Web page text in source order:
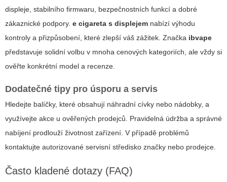
displeje, stabilního firmwaru, bezpečnostních funkcí a dobré
zákaznické podpory. e cigareta s displejem nabízí výhodu
kontroly a přizpůsobení, které zlepší váš zážitek. Značka ibvape
představuje solidní volbu v mnoha cenových kategoriích, ale vždy si
ověřte konkrétní model a recenze.
Dodatečné tipy pro úsporu a servis
Hledejte balíčky, které obsahují náhradní cívky nebo nádobky, a
využívejte akce u ověřených prodejců. Pravidelná údržba a správné
nabíjení prodlouží životnost zařízení. V případě problémů
kontaktujte autorizované servisní středisko značky nebo prodejce.
Často kladené dotazy (FAQ)